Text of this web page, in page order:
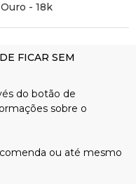
Ouro - 18k